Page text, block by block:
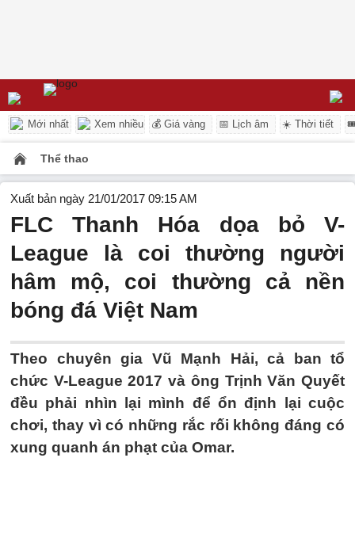
Mới nhất Xem nhiều 💰 Giá vàng 📅 Lịch âm ☀️ Thời tiết
Thể thao
Xuất bản ngày 21/01/2017 09:15 AM
FLC Thanh Hóa dọa bỏ V-
League là coi thường người
hâm mộ, coi thường cả nền
bóng đá Việt Nam
Theo chuyên gia Vũ Mạnh Hải, cả ban tổ
chức V-League 2017 và ông Trịnh Văn Quyết
đều phải nhìn lại mình để ổn định lại cuộc
chơi, thay vì có những rắc rối không đáng có
xung quanh án phạt của Omar.